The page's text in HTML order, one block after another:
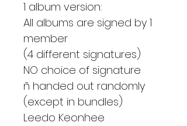
1 album version:
All albums are signed by 1
member
(4 different signatures)
NO choice of signature
ñ handed out randomly
(except in bundles)
Leedo Keonhee